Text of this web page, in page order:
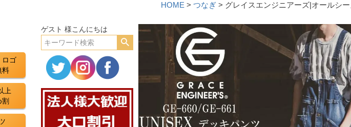
HOME つなぎ グレイスエンジニアーズ|オールシ
ロゴ
料
上
ゲスト 様こんにちは